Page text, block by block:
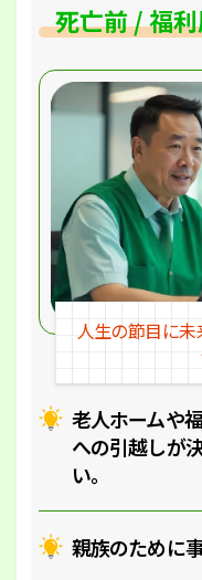
死亡前 / 福
老人ホームや
への引越しが
い｡
親族のために
人生の節目に